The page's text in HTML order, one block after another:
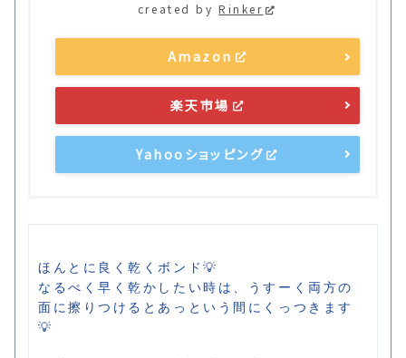
created byRinker
Amazon
楽天市場
Yahooショッピング
ほんとに良く乾くボンド💡
なるべく早く乾かしたい時は、うすーく両方の
面に擦りつけるとあっという間にくっつきます
💡